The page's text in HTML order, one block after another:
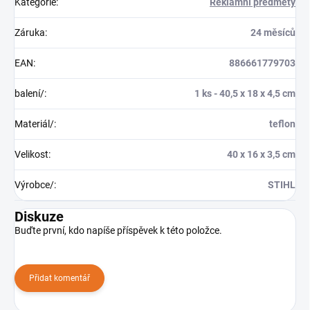
Kategorie: Reklamní předměty
Záruka: 24 měsíců
EAN: 886661779703
balení/: 1 ks - 40,5 x 18 x 4,5 cm
Materiál/: teflon
Velikost: 40 x 16 x 3,5 cm
Výrobce/: STIHL
Diskuze
Buďte první, kdo napíše příspěvek k této položce.
Přidat komentář